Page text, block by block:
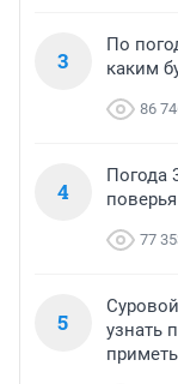
3
По
каким
86
4
Погода
77
5
узнать